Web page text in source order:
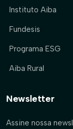
Instituto Aiba
Fundesis
Programa ESG
Aiba Rural
Newsletter
Assine nossa